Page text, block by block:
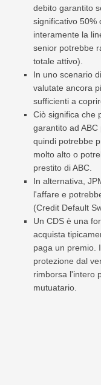
debito garantito
significativo 50%
interamente la
senior potrebbe
totale attivo).
In uno scenario
valutate ancora
sufficienti a
Ciò significa che
garantito ad
quindi potrebbe
molto alto o
prestito di ABC.
In alternativa,
l'affare e
(Credit Default
Un CDS è una
acquista
paga un premio.
protezione dal
rimborsa l'intero
mutuatario.